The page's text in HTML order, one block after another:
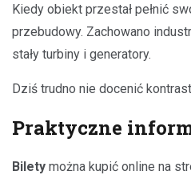
Kiedy obiekt przestał pełnić
przebudowy. Zachowano
stały turbiny i generatory.
Dziś trudno nie docenić
Praktyczne
Bilety można kupić online na